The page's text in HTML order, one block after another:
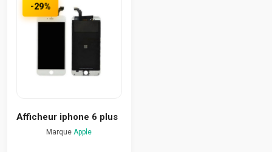
-29%
Afficheur iphone 6 plus
MarqueApple